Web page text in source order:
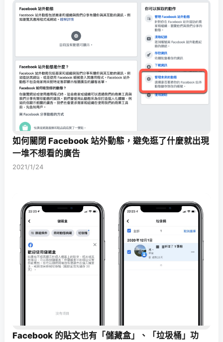
如何關閉 Facebook 站外動態，避免逛了什麼就出現
一堆不想看的廣告
2021/1/24
Facebook 的貼文也有「儲藏盒」、「垃圾桶」功